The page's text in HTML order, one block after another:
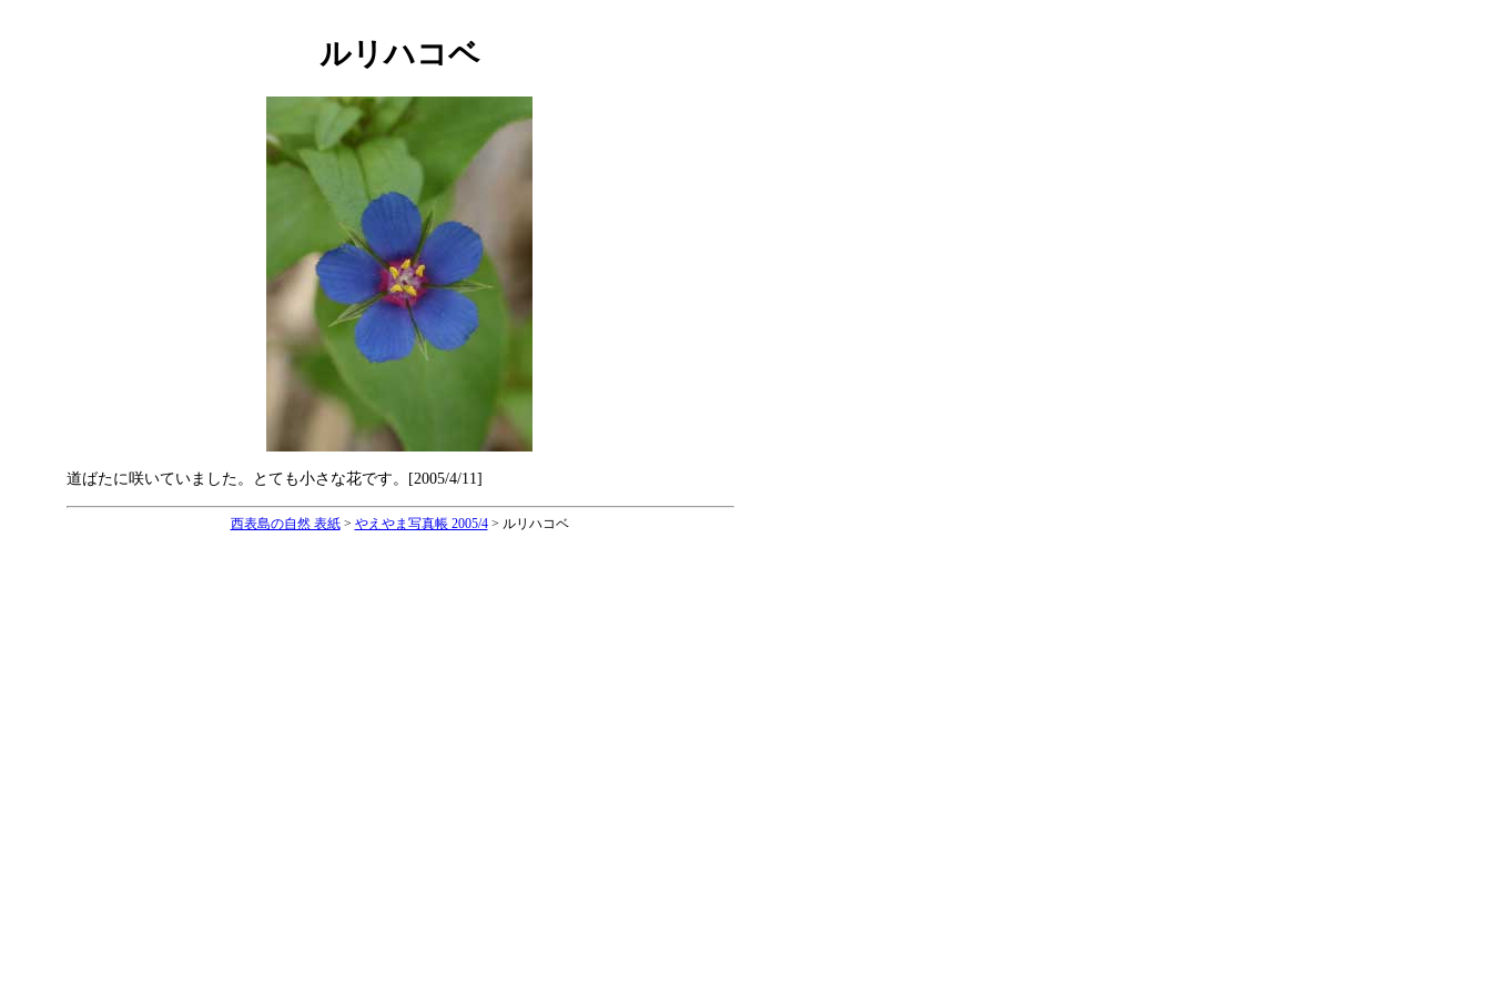
ルリハコベ
道ばたに咲いていました。とても小さな花です。[2005/4/11]
西表島の自然 表紙> やえやま写真帳 2005/4> ルリハコベ